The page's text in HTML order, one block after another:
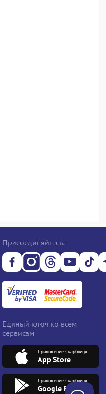
Присоединяйтесь:
Единый ключ ко всем
сервисам
Приложение Скарбниця
App Store
Приложение Скарбниця
Google Play